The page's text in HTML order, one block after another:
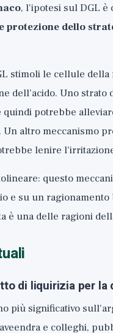
, l'ipotesi sul DGL è
protezione dello
stimoli le cellule
dell'acido. Uno strato
quindi potrebbe
altro meccanismo
lenire
questo
e su un
è una delle ragioni
di liquirizia per
più significativo
e colleghi,